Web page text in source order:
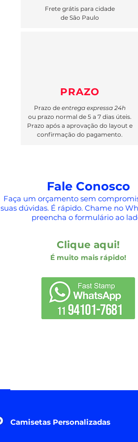
Frete grátis para cidade
de São Paulo
PRAZO
Prazo de entrega expressa 24h
ou prazo normal de 5 a 7 dias úteis.
Prazo após a aprovação do layout e
confirmação do pagamento.
Fale Conosco
Faça um orçamento sem
suas dúvidas. É rápido. Chame no
preencha o formulário ao
Clique aqui!
É muito mais rápido!
Camisetas Personalizadas